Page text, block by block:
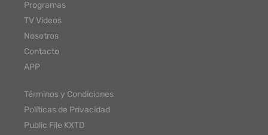
Programas
TV Videos
Nosotros
Contacto
APP
Términos y Condiciones
Políticas de Privacidad
Public File KXTD